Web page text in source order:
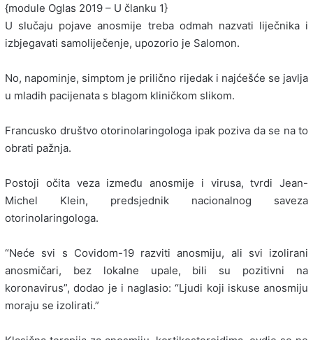
{module Oglas 2019 – U članku 1}
U slučaju pojave anosmije treba odmah nazvati liječnika i
izbjegavati samoliječenje, upozorio je Salomon.
No, napominje, simptom je prilično rijedak i najćešće se javlja
u mladih pacijenata s blagom kliničkom slikom.
Francusko društvo otorinolaringologa ipak poziva da se na to
obrati pažnja.
Postoji očita veza između anosmije i virusa, tvrdi Jean-
Michel Klein, predsjednik nacionalnog saveza
otorinolaringologa.
“Neće svi s Covidom-19 razviti anosmiju, ali svi izolirani
anosmičari, bez lokalne upale, bili su pozitivni na
koronavirus”, dodao je i naglasio: “Ljudi koji iskuse anosmiju
moraju se izolirati.”